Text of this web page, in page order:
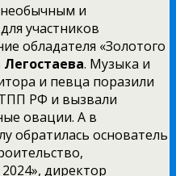
и
участников
обладателя «Золотого
. Музыка и
и певца поразили
РФ и вызвали
овации. А в
обратилась основатель
директор